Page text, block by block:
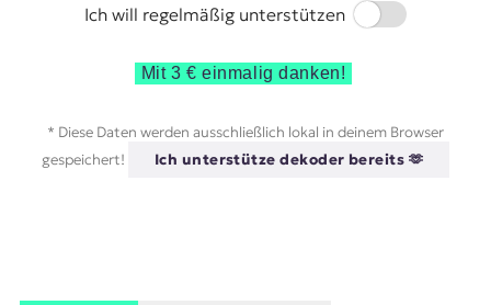
Ich will regelmäßig unterstützen
Switch
Mit 3 € einmalig danken!
* Diese Daten werden ausschließlich lokal in deinem Browser
gespeichert!
Ich unterstütze dekoder bereits 🫶